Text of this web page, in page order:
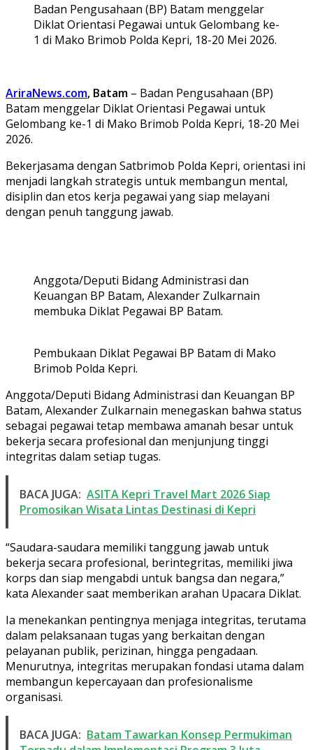
Badan Pengusahaan (BP) Batam menggelar
Diklat Orientasi Pegawai untuk Gelombang ke-
1 di Mako Brimob Polda Kepri, 18-20 Mei 2026.
AriraNews.com, Batam – Badan Pengusahaan (BP)
Batam menggelar Diklat Orientasi Pegawai untuk
Gelombang ke-1 di Mako Brimob Polda Kepri, 18-20 Mei
2026.
Bekerjasama dengan Satbrimob Polda Kepri, orientasi ini
menjadi langkah strategis untuk membangun mental,
disiplin dan etos kerja pegawai yang siap melayani
dengan penuh tanggung jawab.
Anggota/Deputi Bidang Administrasi dan
Keuangan BP Batam, Alexander Zulkarnain
membuka Diklat Pegawai BP Batam.
Pembukaan Diklat Pegawai BP Batam di Mako
Brimob Polda Kepri.
Anggota/Deputi Bidang Administrasi dan Keuangan BP
Batam, Alexander Zulkarnain menegaskan bahwa status
sebagai pegawai tetap membawa amanah besar untuk
bekerja secara profesional dan menjunjung tinggi
integritas dalam setiap tugas.
BACA JUGA: ASITA Kepri Travel Mart 2026 Siap
Promosikan Wisata Lintas Destinasi di Kepri
“Saudara-saudara memiliki tanggung jawab untuk
bekerja secara profesional, berintegritas, memiliki jiwa
korps dan siap mengabdi untuk bangsa dan negara,”
kata Alexander saat memberikan arahan Upacara Diklat.
Ia menekankan pentingnya menjaga integritas, terutama
dalam pelaksanaan tugas yang berkaitan dengan
pelayanan publik, perizinan, hingga pengadaan.
Menurutnya, integritas merupakan fondasi utama dalam
membangun kepercayaan dan profesionalisme
organisasi.
BACA JUGA: Batam Tawarkan Konsep Permukiman